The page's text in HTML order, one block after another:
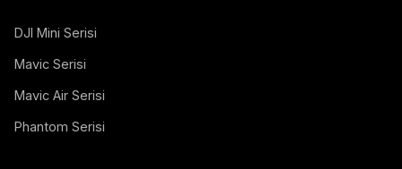
DJI Mini Serisi
Mavic Serisi
Mavic Air Serisi
Phantom Serisi